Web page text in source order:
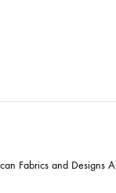
Fabrics and Designs